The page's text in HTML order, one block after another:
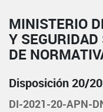
MINISTERIO
Y
DE
Disposición 20/
DI-2021-20-APN-